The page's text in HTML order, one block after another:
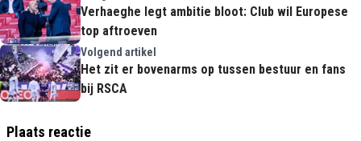
Verhaeghe legt ambitie bloot: Club wil Europese
top aftroeven
Volgend artikel
Het zit er bovenarms op tussen bestuur en fans
bij RSCA
Plaats reactie